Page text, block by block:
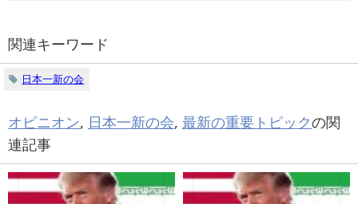
関連キーワード
日本一新の会
オピニオン, 日本一新の会, 最新の重要トピックの関
連記事